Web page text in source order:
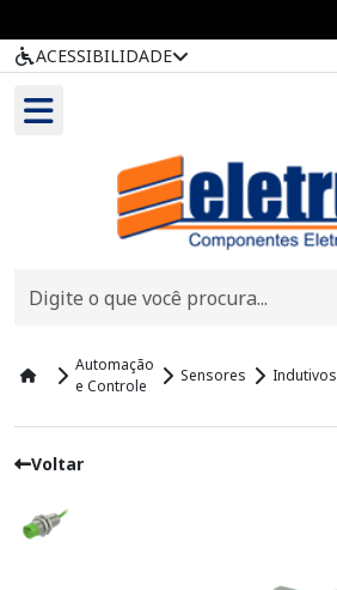
ACESSIBILIDADE
Automação
e Controle
Sensores Indutivos
Voltar